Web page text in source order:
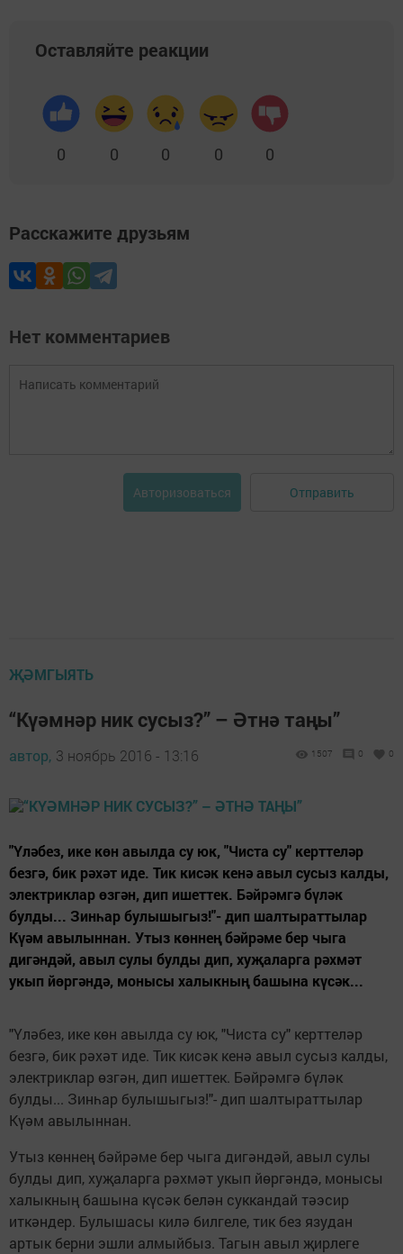
Оставляйте реакции
0 0 0 0 0
Расскажите друзьям
Нет комментариев
Авторизоваться Отправить
ҖӘМГЫЯТЬ
“Күәмнәр ник сусыз?” – Әтнә таңы”
автор, 3 ноябрь 2016 - 13:16 1507 0 0
"Үләбез, ике көн авылда су юк, "Чиста су" керттеләр
безгә, бик рәхәт иде. Тик кисәк кенә авыл сусыз калды,
электриклар өзгән, дип ишеттек. Бәйрәмгә бүләк
булды... Зинһар булышыгыз!"- дип шалтыраттылар
Күәм авылыннан. Утыз көннең бәйрәме бер чыга
дигәндәй, авыл сулы булды дип, хуҗаларга рәхмәт
укып йөргәндә, монысы халыкның башына күсәк...
"Үләбез, ике көн авылда су юк, "Чиста су" керттеләр
безгә, бик рәхәт иде. Тик кисәк кенә авыл сусыз калды,
электриклар өзгән, дип ишеттек. Бәйрәмгә бүләк
булды... Зинһар булышыгыз!"- дип шалтыраттылар
Күәм авылыннан.
Утыз көннең бәйрәме бер чыга дигәндәй, авыл сулы
булды дип, хуҗаларга рәхмәт укып йөргәндә, монысы
халыкның башына күсәк белән суккандай тәэсир
иткәндер. Булышасы килә билгеле, тик без язудан
артык берни эшли алмыйбыз. Тагын авыл җирлеге